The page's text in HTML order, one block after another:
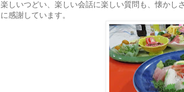
楽しいつどい、楽しい会話に楽しい質問も、懐かし
に感謝しています。